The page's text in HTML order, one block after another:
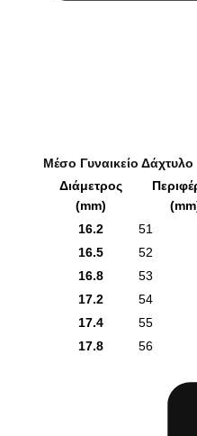
Μέσο Γυναικείο Δάχτυλο
Διάμετρος
(mm)
16.2
51
16.5
52
16.8
53
17.2
54
17.4
55
17.8
56